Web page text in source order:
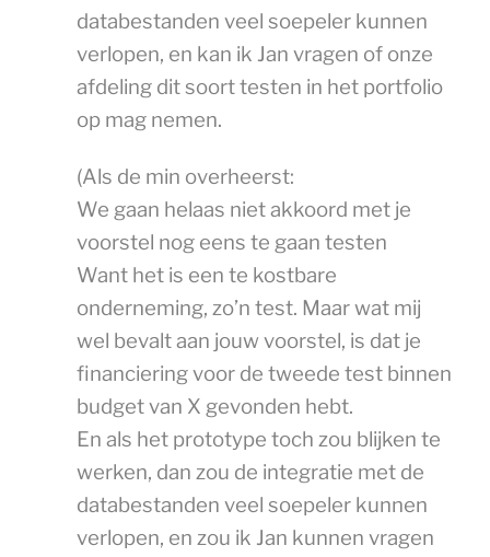
databestanden veel soepeler kunnen
verlopen, en kan ik Jan vragen of onze
afdeling dit soort testen in het portfolio
op mag nemen.
(Als de min overheerst:
We gaan helaas niet akkoord met je
voorstel nog eens te gaan testen
Want het is een te kostbare
onderneming, zo’n test. Maar wat mij
wel bevalt aan jouw voorstel, is dat je
financiering voor de tweede test binnen
budget van X gevonden hebt.
En als het prototype toch zou blijken te
werken, dan zou de integratie met de
databestanden veel soepeler kunnen
verlopen, en zou ik Jan kunnen vragen